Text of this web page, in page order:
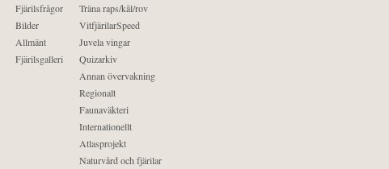
Fjärilsfrågor
Bilder
Allmänt
Fjärilsgalleri
Träna raps/kål/rov
VitfjärilarSpeed
Juvela vingar
Quizarkiv
Annan övervakning
Regionalt
Faunaväkteri
Internationellt
Atlasprojekt
Naturvård och fjärilar